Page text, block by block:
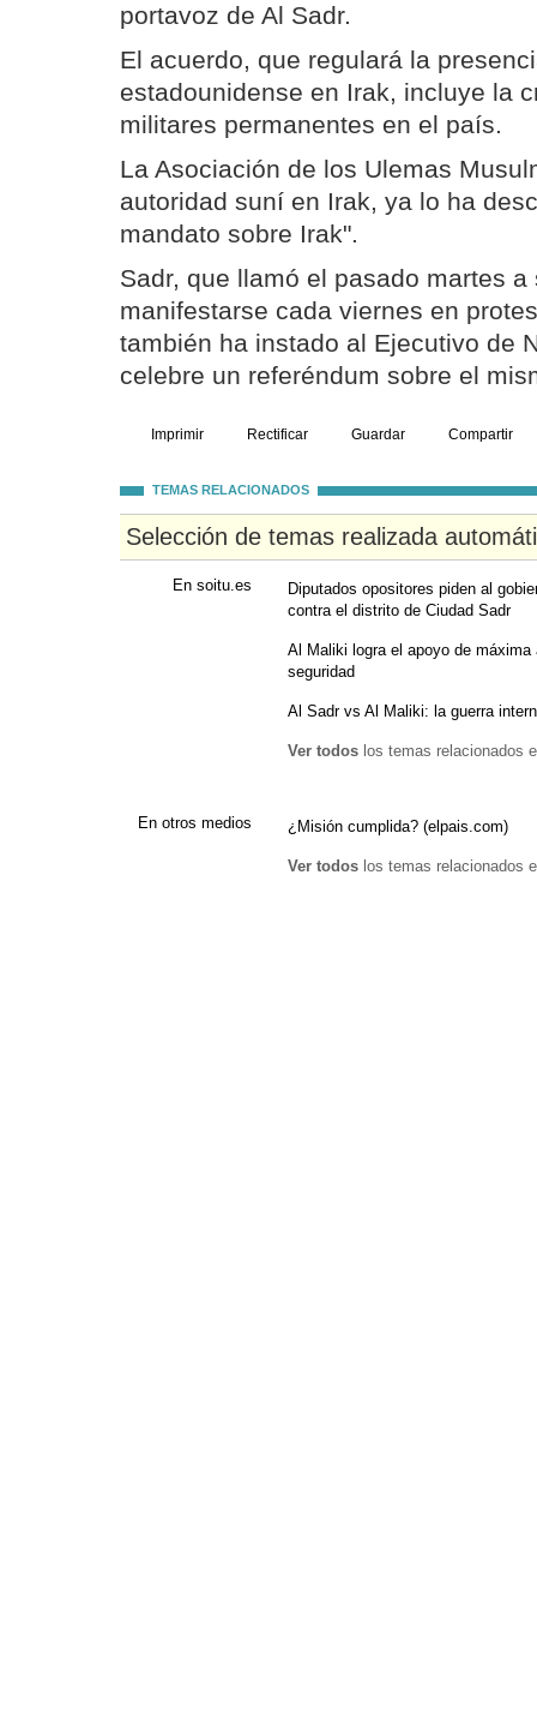
portavoz de Al Sadr.
El acuerdo, que regulará la
estadounidense en Irak, incluye la
militares permanentes en el país.
La Asociación de los Ulemas
autoridad suní en Irak, ya lo ha
mandato sobre Irak".
Sadr, que llamó el pasado martes
manifestarse cada viernes en
también ha instado al Ejecutivo de
celebre un referéndum sobre el
Imprimir Rectificar Guardar Compartir
TEMAS RELACIONADOS
Selección de temas realizada
En soitu.es
Diputados opositores piden al
contra el distrito de Ciudad Sadr
Al Maliki logra el apoyo de
seguridad
Al Sadr vs Al Maliki: la guerra
Ver todos los temas relacionados
En otros medios ¿Misión cumplida? (elpais.com)
Ver todos los temas relacionados